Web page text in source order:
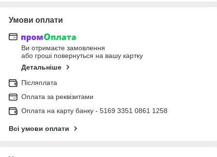
Умови оплати
Ви отримаєте замовлення
або гроші повернуться на вашу картку
Детальніше
Післяплата
Оплата за реквізитами
Оплата на карту банку - 5169 3351 0861 1258
Всі умови оплати